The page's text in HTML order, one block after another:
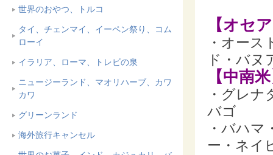
世界のおやつ、トルコ
タイ、チェンマイ、イーペン祭り、コム
ローイ
イラリア、ローマ、トレビの泉
ニュージーランド、マオリハーブ、カワ
カワ
グリーンランド
海外旅行キャンセル
【オセ
・オー
ド・バヌ
【中南
・グレ
バゴ
・バハ
ー・ネイ